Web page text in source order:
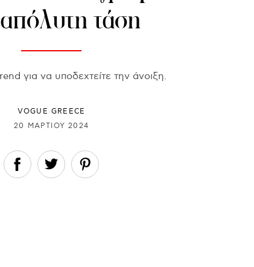
τάση
για να υποδεχτείτε την άνοιξη.
VOGUE GREECE
20 ΜΑΡΤΊΟΥ 2024